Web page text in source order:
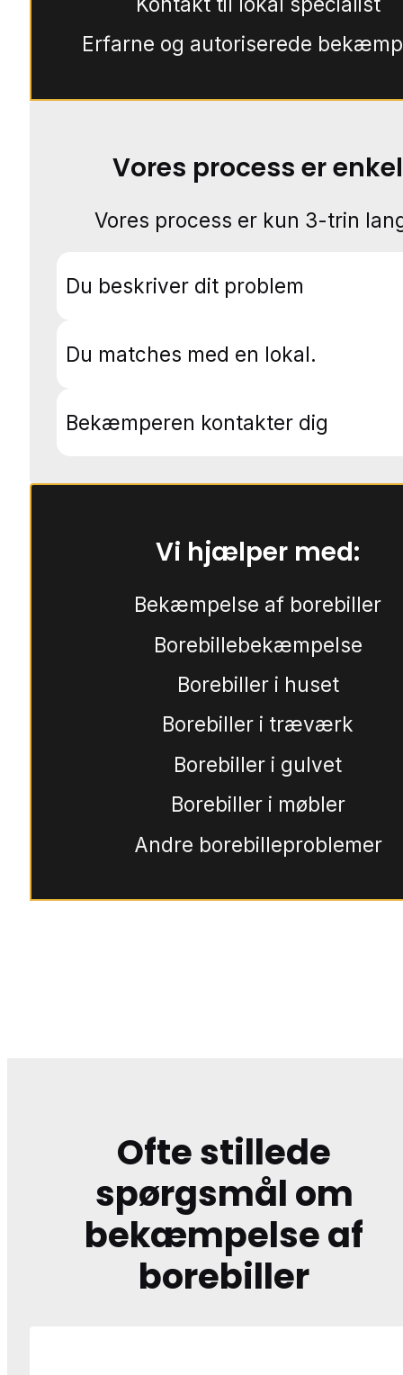
Erfarne og autoriserede
Vores process er enkel
Vores process er kun 3-trin
Du beskriver dit problem
Du matches med en lokal.
Bekæmperen kontakter dig
Vi hjælper med:
Bekæmpelse af borebiller
Borebillebekæmpelse
Borebiller i huset
Borebiller i træværk
Borebiller i gulvet
Borebiller i møbler
Andre borebilleproblemer
Ofte stillede
spørgsmål om
bekæmpelse af
borebiller